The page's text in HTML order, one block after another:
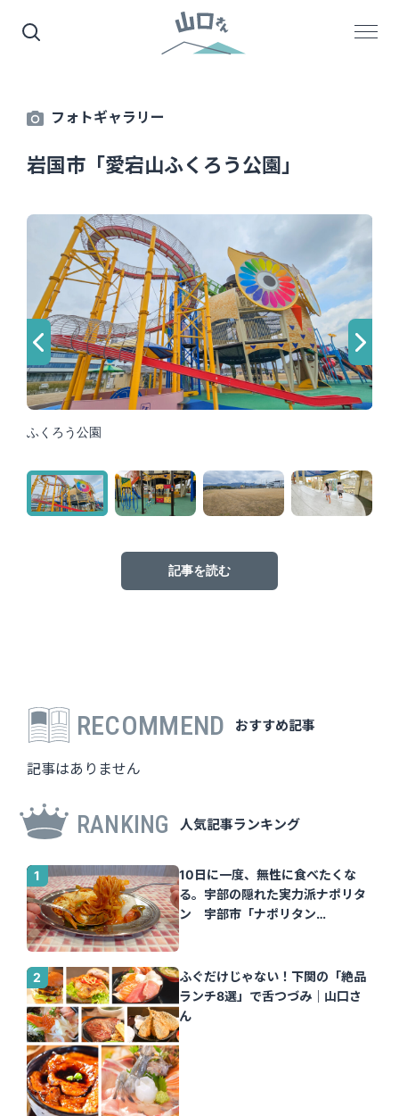
岩国市「愛宕山ふくろう公園」
フォトギャラリー
ふくろう公園
記事を読む
RECOMMEND おすすめ記事
記事はありません
RANKING 人気記事ランキング
10日に一度、無性に食べたくな
る。宇部の隠れた実力派ナポリタ
ン 宇部市「ナポリタン
ふぐだけじゃない！下関の「絶品
ランチ8選」で舌つづみ｜山口さ
ん